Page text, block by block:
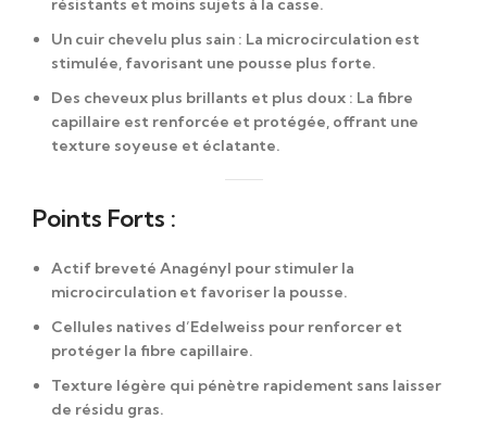
Un cuir chevelu plus sain : La microcirculation est
stimulée, favorisant une pousse plus forte.
Des cheveux plus brillants et plus doux : La fibre
capillaire est renforcée et protégée, offrant une
texture soyeuse et éclatante.
Points Forts :
Actif breveté Anagényl pour stimuler la
microcirculation et favoriser la pousse.
Cellules natives d’Edelweiss pour renforcer et
protéger la fibre capillaire.
Texture légère qui pénètre rapidement sans laisser
de résidu gras.